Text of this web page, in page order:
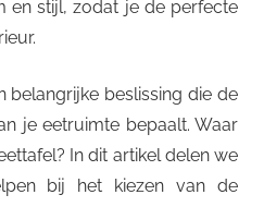
en stijl, zodat je de perfecte
belangrijke beslissing die de
je eetruimte bepaalt. Waar
In dit artikel delen we
bij het kiezen van de